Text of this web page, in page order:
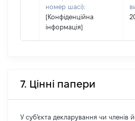
номер шасі):
[Конфіденційна
інформація]
7. Цінні папери
У суб'єкта декларування чи членів